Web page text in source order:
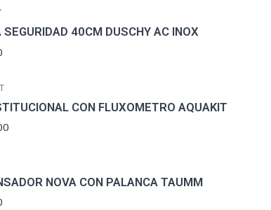
SEGURIDAD 40CM DUSCHY AC INOX
CON FLUXOMETRO AQUAKIT
NOVA CON PALANCA TAUMM